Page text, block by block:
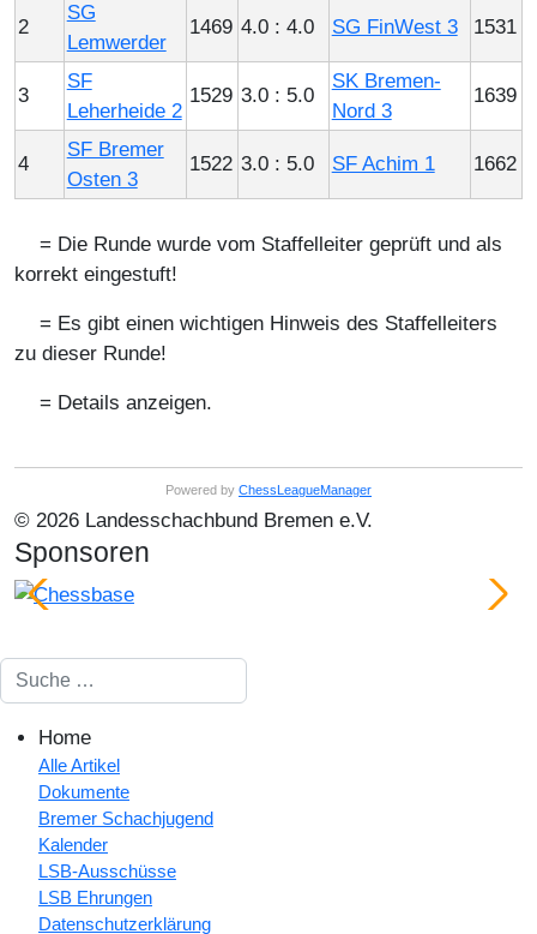
2
SG
Lemwerder
1469 4.0 : 4.0 SG FinWest 3 1531
3
SF
Leherheide 2
1529 3.0 : 5.0
SK Bremen-
Nord 3
1639
4
SF Bremer
Osten 3
1522 3.0 : 5.0 SF Achim 1 1662
= Die Runde wurde vom Staffelleiter geprüft und als
korrekt eingestuft!
= Es gibt einen wichtigen Hinweis des Staffelleiters
zu dieser Runde!
= Details anzeigen.
Powered by ChessLeagueManager
© 2026 Landesschachbund Bremen e.V.
Sponsoren
Suchen
Home
Alle Artikel
Dokumente
Bremer Schachjugend
Kalender
LSB-Ausschüsse
LSB Ehrungen
Datenschutzerklärung